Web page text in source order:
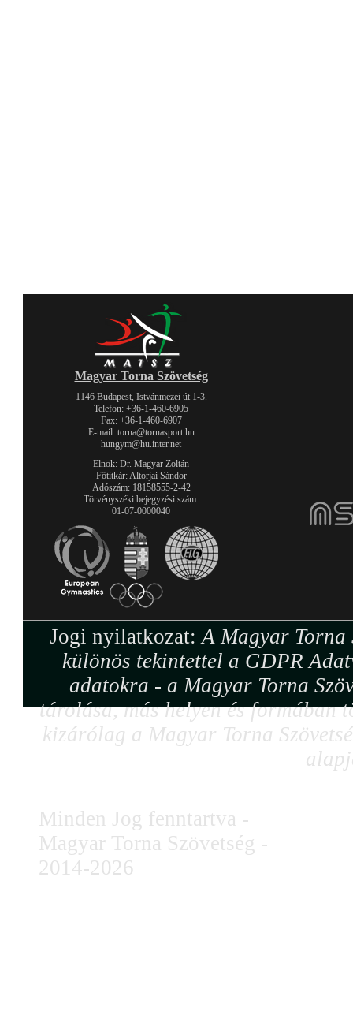
Magyar Torna Szövetség
1146 Budapest, Istvánmezei út 1-3.
Telefon: +36-1-460-6905
Fax: +36-1-460-6907
E-mail: torna@tornasport.hu
hungym@hu.inter.net
Elnök: Dr. Magyar Zoltán
Főtitkár: Altorjai Sándor
Adószám: 18158555-2-42
Törvényszéki bejegyzési szám:
01-07-0000040
Jogi nyilatkozat:A Magyar Torna
különös tekintettel a GDPR
adatokra - a Magyar Torna
tárolása, más helyen és formában
kizárólag a Magyar Torna
Minden Jog fenntartva -
Magyar Torna Szövetség -
2014-2026